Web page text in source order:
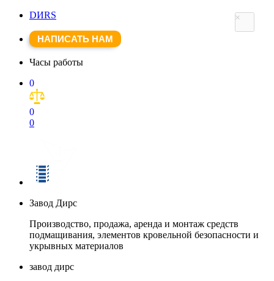
DИRS
НАПИСАТЬ НАМ
Часы работы
0
0
0
Завод Дирс
Производство, продажа, аренда и монтаж средств
подмащивания, элементов кровельной безопасности и
укрывных материалов
завод дирс
×